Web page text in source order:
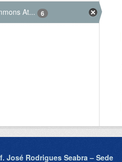
At...
6
José Rodrigues Seabra – Sede